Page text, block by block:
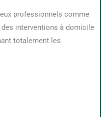
professionnels comme
interventions à domicile
totalement les